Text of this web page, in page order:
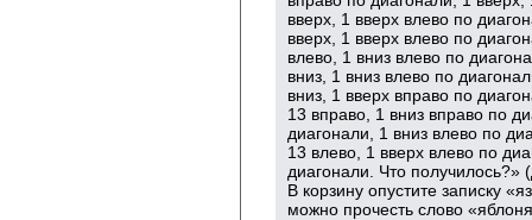
вверх, 1 вверх влево по
вверх, 1 вверх влево по
влево, 1 вниз влево по
вниз, 1 вниз влево по
вниз, 1 вверх вправо по
13 вправо, 1 вниз вправо по
диагонали, 1 вниз влево по
13 влево, 1 вверх влево по
диагонали. Что получилось?»
В корзину опустите записку
можно прочесть слово